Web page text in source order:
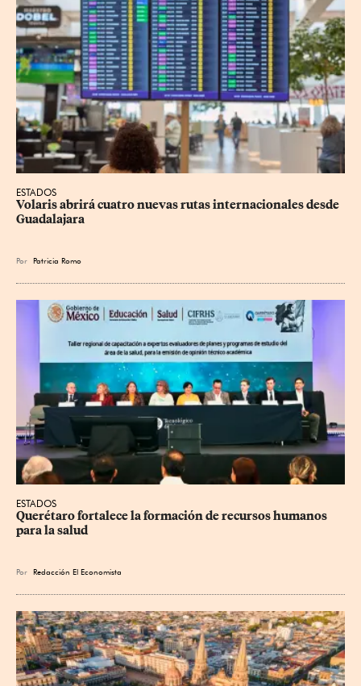
ESTADOS
Volaris abrirá cuatro nuevas rutas internacionales desde
Guadalajara
Por Patricia Romo
ESTADOS
Querétaro fortalece la formación de recursos humanos
para la salud
Por Redacción El Economista